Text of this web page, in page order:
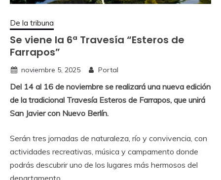
De la tribuna
Se viene la 6ª Travesía “Esteros de
Farrapos”
noviembre 5, 2025 Portal
Del 14 al 16 de noviembre se realizará una nueva edición
de la tradicional Travesía Esteros de Farrapos, que unirá
San Javier con Nuevo Berlín.
Serán tres jornadas de naturaleza, río y convivencia, con
actividades recreativas, música y campamento donde
podrás descubrir uno de los lugares más hermosos del